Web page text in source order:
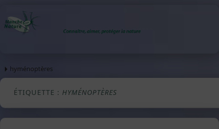
hyménoptères
ÉTIQUETTE : HYMÉNOPTÈRES